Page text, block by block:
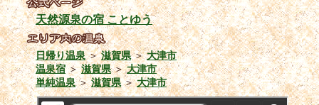
天然源泉の宿 ことゆう
日帰り温泉＞滋賀県＞大津市
温泉宿＞滋賀県＞大津市
単純温泉＞滋賀県＞大津市